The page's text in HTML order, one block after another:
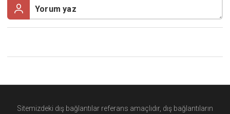
Sitemizdeki dış bağlantılar referans amaçlıdır, dış bağlantıların